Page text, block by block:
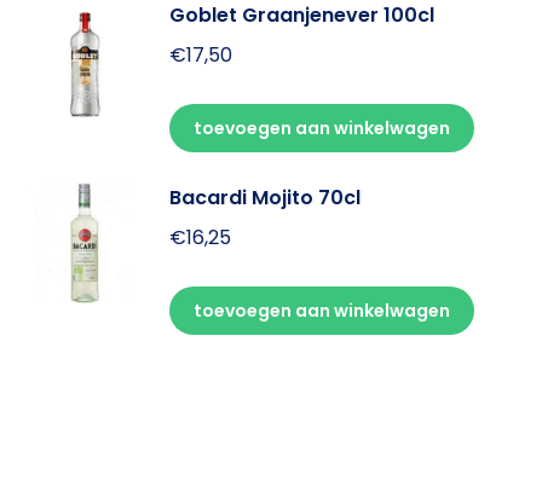
Goblet Graanjenever 100cl
€17,50
toevoegen aan winkelwagen
Bacardi Mojito 70cl
€16,25
toevoegen aan winkelwagen